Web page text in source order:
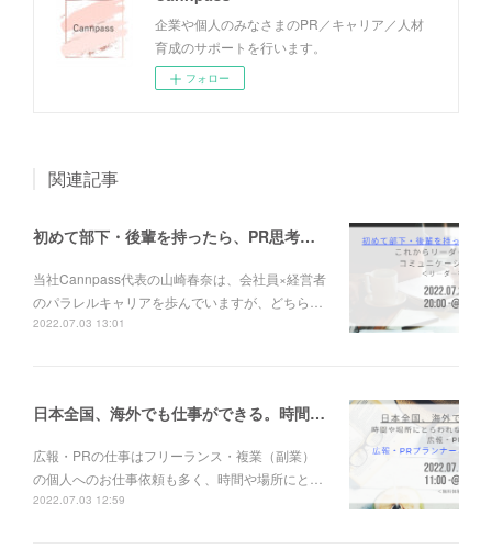
企業や個人のみなさまのPR／キャリア／人材
育成のサポートを行います。
フォロー
関連記事
初めて部下・後輩を持ったら、PR思考を鍛えよう。これからリーダーになる人向けのコミュニケーションデザイン術＜リーダー初心者向け＞7月20日(水)＠オンライン開催〜Cannpass主催〜
当社Cannpass代表の山崎春奈は、会社員×経営者
のパラレルキャリアを歩んでいますが、どちら…
2022.07.03 13:01
日本全国、海外でも仕事ができる。時間や場所にとらわれない働き方を目指すなら、広報・PRを学ぼう〜広報・PRプランナー＆PRライター養成講座＜無料体験クラス＞〜7月10日(日)＠オンライン開催〜
広報・PRの仕事はフリーランス・複業（副業）
の個人へのお仕事依頼も多く、時間や場所にと…
2022.07.03 12:59